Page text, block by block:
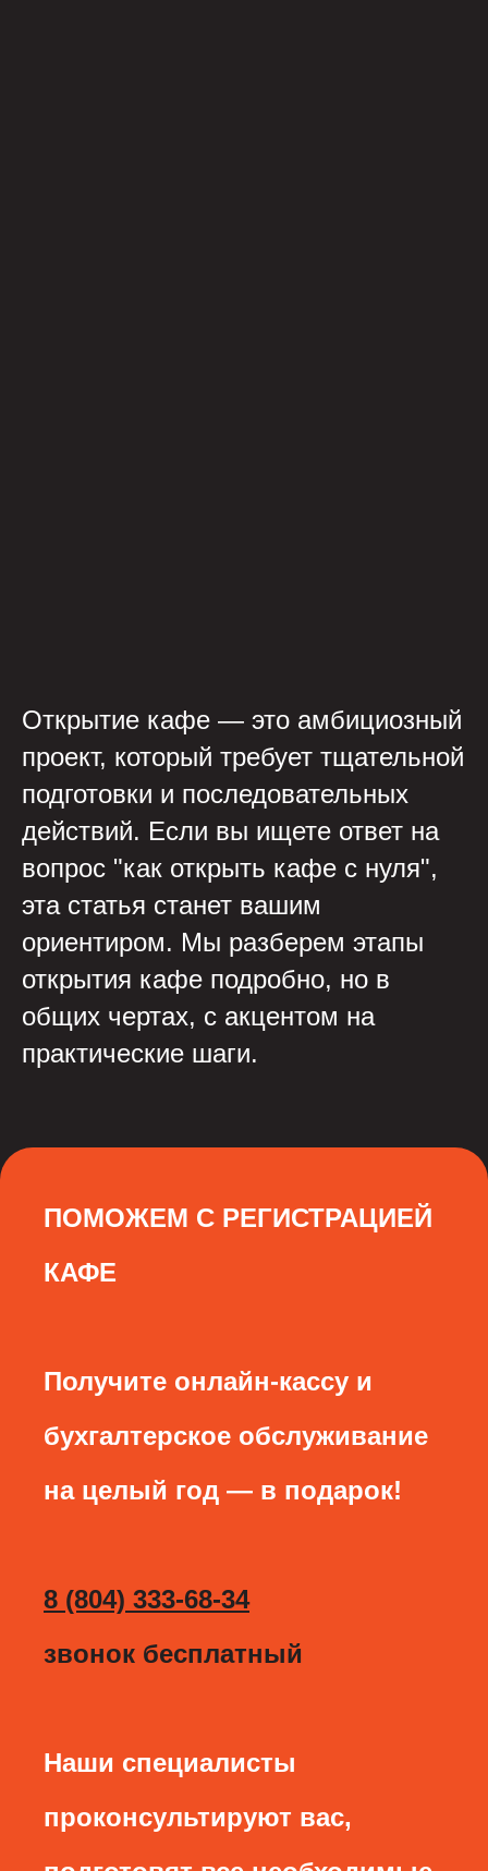
Открытие кафе — это амбициозный
проект, который требует тщательной
подготовки и последовательных
действий. Если вы ищете ответ на
вопрос "как открыть кафе с нуля",
эта статья станет вашим
ориентиром. Мы разберем этапы
открытия кафе подробно, но в
общих чертах, с акцентом на
практические шаги.
ПОМОЖЕМ С РЕГИСТРАЦИЕЙ
КАФЕ
Получите онлайн-кассу и
бухгалтерское обслуживание
на целый год — в подарок!
8 (804) 333-68-34
звонок бесплатный
Наши специалисты
проконсультируют вас,